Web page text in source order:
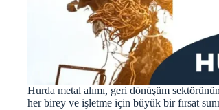
Hurda metal alımı, geri dönüşüm
her birey ve işletme için büyük bir fırsat